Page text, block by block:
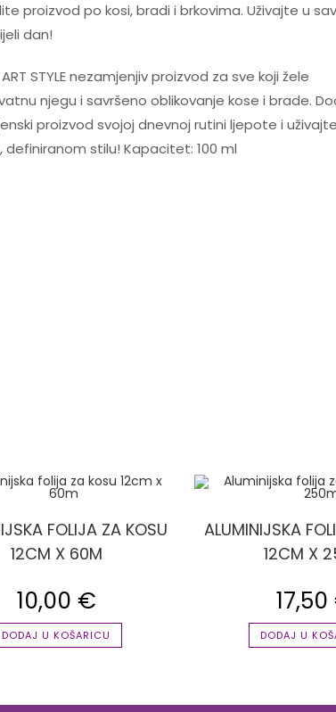
proizvod po kosi, bradi i brkovima. Uživajte u
dan!
ART STYLE nezamjenjiv proizvod za sve koji žele
njegu i savršeno oblikovanje kose i brade.
proizvod svojoj dnevnoj rutini ljepote i
definiranom stilu! Kapacitet: 100 ml
FOLIJA ZA KOSU
12CM X 60M
10,00 €
DODAJ U KOŠARICU
ALUMINIJSKA
12CM X
17,50
DODAJ U